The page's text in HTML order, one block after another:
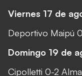
Viernes 17 de
Deportivo Maipú
Domingo 19 de
Cipolletti 0-2